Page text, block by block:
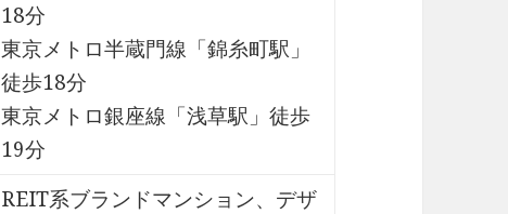
18分
東京メトロ半蔵門線「錦糸町駅」
徒歩18分
東京メトロ銀座線「浅草駅」徒歩
19分
REIT系ブランドマンション、デザ